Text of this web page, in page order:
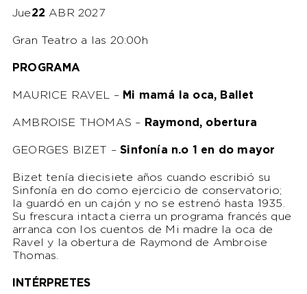
Jue 22 ABR 2027
Gran Teatro a las 20:00h
PROGRAMA
MAURICE RAVEL – Mi mamá la oca, Ballet
AMBROISE THOMAS – Raymond, obertura
GEORGES BIZET –Sinfonía n.o 1 en do mayor
Bizet tenía diecisiete años cuando escribió su
Sinfonía en do como ejercicio de conservatorio;
la guardó en un cajón y no se estrenó hasta 1935.
Su frescura intacta cierra un programa francés que
arranca con los cuentos de Mi madre la oca de
Ravel y la obertura de Raymond de Ambroise
Thomas.
INTÉRPRETES